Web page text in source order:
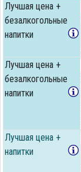
Лучшая цена +
безалкогольные
напитки
Лучшая цена +
безалкогольные
напитки
Лучшая цена +
напитки